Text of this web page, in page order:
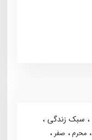
سبک زندگی
محرم
صفر